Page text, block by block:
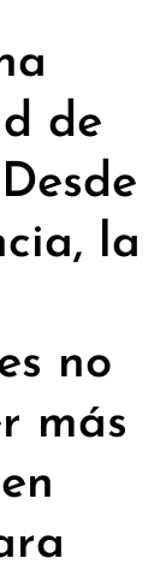
de
la
no
más